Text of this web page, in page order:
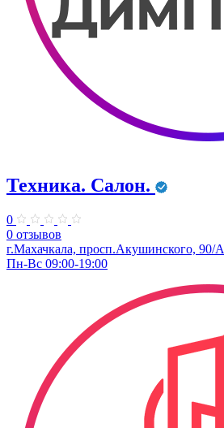
Техника. Салон.
0
0 отзывов
г.Махачкала, просп.Акушинского, 90/А
Пн-Вс 09:00-19:00